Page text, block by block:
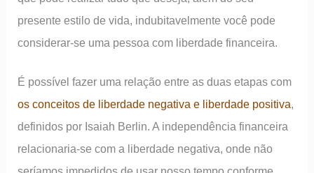
presente estilo de vida, indubitavelmente você pode
considerar-se uma pessoa com liberdade financeira.
É possível fazer uma relação entre as duas etapas com
os conceitos de liberdade negativa e liberdade positiva,
definidos por Isaiah Berlin. A independência financeira
relacionaria-se com a liberdade negativa, onde não